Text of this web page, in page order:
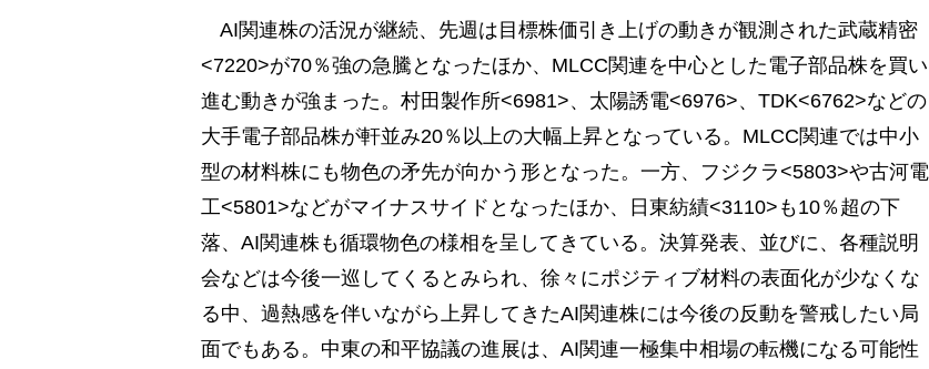
AI関連株の活況が継続、先週は目標株価引き上げの動きが観測された武蔵精密
<7220>が70％強の急騰となったほか、MLCC関連を中心とした電子部品株を買い
進む動きが強まった。村田製作所<6981>、太陽誘電<6976>、TDK<6762>などの
大手電子部品株が軒並み20％以上の大幅上昇となっている。MLCC関連では中小
型の材料株にも物色の矛先が向かう形となった。一方、フジクラ<5803>や古河電
工<5801>などがマイナスサイドとなったほか、日東紡績<3110>も10％超の下
落、AI関連株も循環物色の様相を呈してきている。決算発表、並びに、各種説明
会などは今後一巡してくるとみられ、徐々にポジティブ材料の表面化が少なくな
る中、過熱感を伴いながら上昇してきたAI関連株には今後の反動を警戒したい局
面でもある。中東の和平協議の進展は、AI関連一極集中相場の転機になる可能性